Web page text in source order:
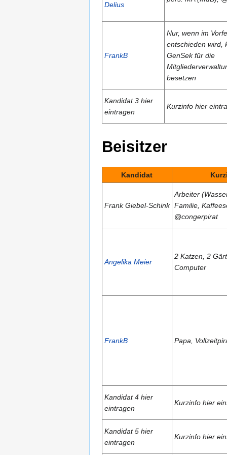
Delius
FrankB
Nur, wenn im
entschieden wird,
GenSek für die
besetzen
Kandidat 3 hier
eintragen
Kurzinfo hier
Beisitzer
Kandidat
Frank Giebel-Schink
Arbeiter
Familie,
@congerpirat
Angelika Meier
2 Katzen, 2
Computer
FrankB Papa,
Kandidat 4 hier
eintragen
Kurzinfo hier
Kandidat 5 hier
eintragen
Kurzinfo hier